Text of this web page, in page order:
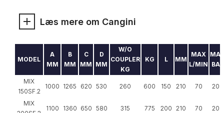
Læs mere om Cangini
MODEL
A
MM
B
MM
C
MM
D
MM
W/O
COUPLER
KG
KG L MM
MAX
L/MIN BAR
MIX
150SF.2
1000 1265 620 530 260 600 150 210 70 200
MIX
1100 1360 650 580 315 775 200 210 70 200